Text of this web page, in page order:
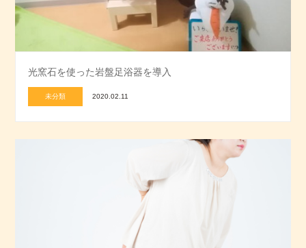
光窯石を使った岩盤足浴器を導入
未分類 2020.02.11